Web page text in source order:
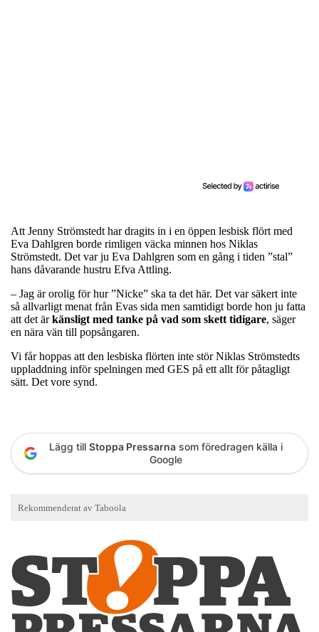
Att Jenny Strömstedt har dragits in i en öppen lesbisk flört med
Eva Dahlgren borde rimligen väcka minnen hos Niklas
Strömstedt. Det var ju Eva Dahlgren som en gång i tiden ”stal”
hans dåvarande hustru Efva Attling.
– Jag är orolig för hur ”Nicke” ska ta det här. Det var säkert inte
så allvarligt menat från Evas sida men samtidigt borde hon ju fatta
att det ärkänsligt med tanke på vad som skett tidigare, säger
en nära vän till popsångaren.
Vi får hoppas att den lesbiska flörten inte stör Niklas Strömstedts
uppladdning inför spelningen med GES på ett allt för påtagligt
sätt. Det vore synd.
Lägg till Stoppa Pressarna som föredragen källa i
Google